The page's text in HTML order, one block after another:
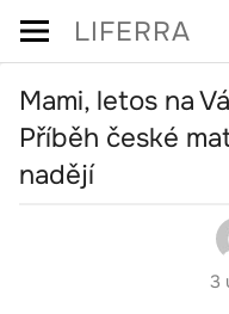
Skip
LIFERRA
Mami, letos na
Příběh české
nadějí
3